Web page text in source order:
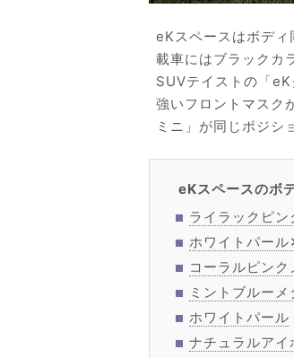
eKスペースはボディ
載車にはブラックカ
SUVテイストの「
強いフロントマスク
ミニ」が同じポジシ
eKスペースのボ
ライラックピ
ホワイトパール
コーラルピン
ミントブルー
ホワイトパール
ナチュラルアイ